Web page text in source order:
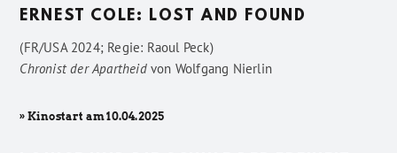
ERNEST COLE: LOST AND FOUND
(FR/USA 2024; Regie: Raoul Peck)
Chronist der Apartheidvon Wolfgang Nierlin
» Kinostart am 10.04.2025